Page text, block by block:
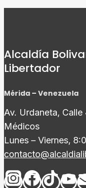
Alcaldía
Libertador
Mérida – Venezuela
Av. Urdaneta,
Médicos
Lunes – Viernes,